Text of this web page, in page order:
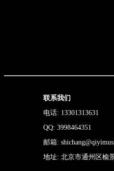
联系我们
电话: 13301313631
QQ: 3998464351
邮箱:
地址: 北京市通州区榆